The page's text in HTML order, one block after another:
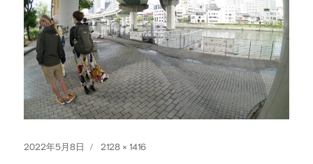
投
2022年5月8日
フ
2128 × 1416